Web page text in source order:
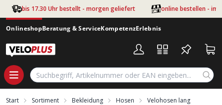
Zum Hauptinhalt springen
bis 17.30 Uhr bestellt - morgen geliefert online bestellen - im
OnlineshopBeratung & ServiceKompetenzErlebnis
Start Sortiment Bekleidung Hosen Velohosen lang